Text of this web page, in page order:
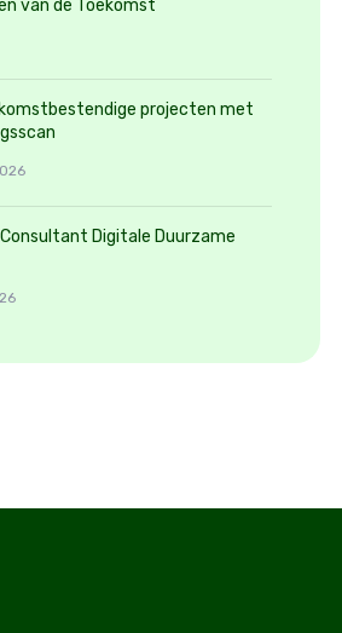
van de Toekomst
projecten met
Digitale Duurzame